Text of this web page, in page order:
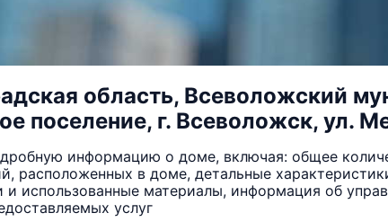
область, Всеволожский
поселение, г. Всеволожск, ул.
информацию о доме, включая: общее
расположенных в доме, детальные
и использованные материалы, информация об
услуг